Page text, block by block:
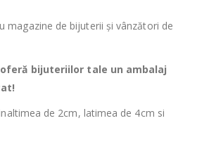
magazine de bijuterii și vânzători de
oferă bijuteriilor tale un ambalaj
de 2cm, latimea de 4cm si